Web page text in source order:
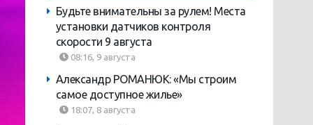
Будьте внимательны за рулем! Места
установки датчиков контроля
скорости 9 августа
08:16, 9 августа
Александр РОМАНЮК: «Мы строим
самое доступное жилье»
18:07, 8 августа